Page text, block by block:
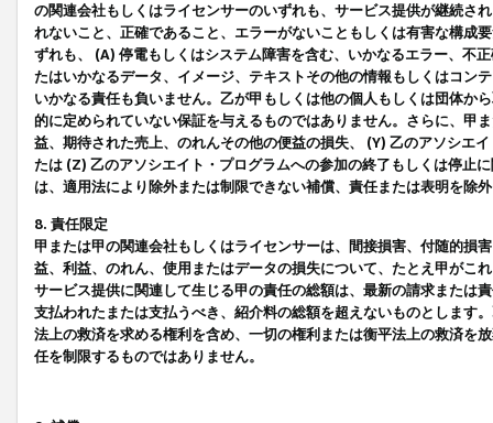
の関連会社もしくはライセンサーのいずれも、サービス提供が継続さ
れないこと、正確であること、エラーがないこともしくは有害な構成
ずれも、 (A) 停電もしくはシステム障害を含む、いかなるエラー、不
たはいかなるデータ、イメージ、テキストその他の情報もしくはコン
いかなる責任も負いません。乙が甲もしくは他の個人もしくは団体か
的に定められていない保証を与えるものではありません。さらに、甲
益、期待された売上、のれんその他の便益の損失、 (Y) 乙のアソシエ
たは (Z) 乙のアソシエイト・プログラムへの参加の終了もしくは停止
は、適用法により除外または制限できない補償、責任または表明を除
8. 責任限定
甲または甲の関連会社もしくはライセンサーは、間接損害、付随的損
益、利益、のれん、使用またはデータの損失について、たとえ甲がこ
サービス提供に関連して生じる甲の責任の総額は、最新の請求または
支払われたまたは支払うべき、紹介料の総額を超えないものとします
法上の救済を求める権利を含め、一切の権利または衡平法上の救済を
任を制限するものではありません。